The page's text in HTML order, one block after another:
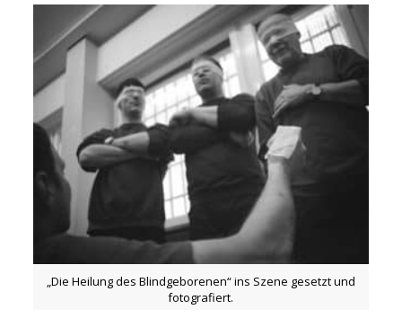
„Die Heilung des Blindgeborenen“ ins Szene gesetzt und
fotografiert.